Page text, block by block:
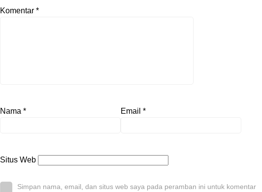
Komentar *
Nama * Email *
Situs Web
Simpan nama, email, dan situs web saya pada peramban ini untuk komentar